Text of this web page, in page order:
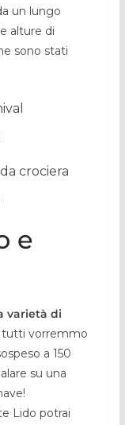
un lungo
alture di
sono stati
e
varietà di
tutti vorremmo
a 150
su una
Lido potrai